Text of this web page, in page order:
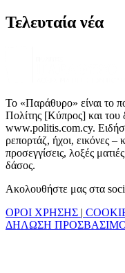
Τελευταία νέα
Το «Παράθυρο» είναι το
Πολίτης [Κύπρος] και του
www.politis.com.cy.
ρεπορτάζ, ήχοι, εικόνες –
προσεγγίσεις, λοξές
δάσος.
Ακολουθήστε μας στα
ΟΡΟΙ ΧΡΗΣΗΣ |
ΔΗΛΩΣΗ